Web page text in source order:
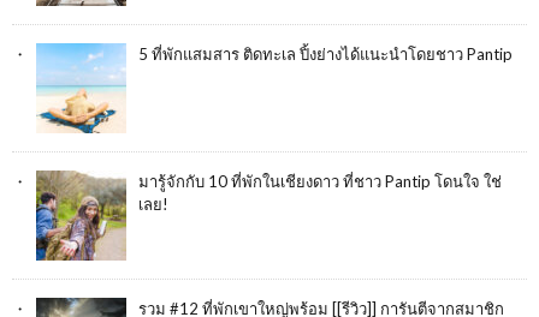
5 ที่พักแสมสาร ติดทะเล ปิ้งย่างได้แนะนำโดยชาว Pantip
มารู้จักกับ 10 ที่พักในเชียงดาว ที่ชาว Pantip โดนใจ ใช่
เลย!
รวม #12 ที่พักเขาใหญ่พร้อม [[รีวิว]] การันตีจากสมาชิก